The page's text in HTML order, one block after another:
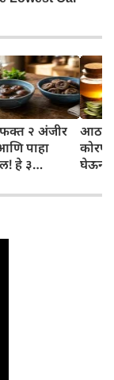
२ अंजीर
पाहा
हे ३
ठाऊक
घेऊन